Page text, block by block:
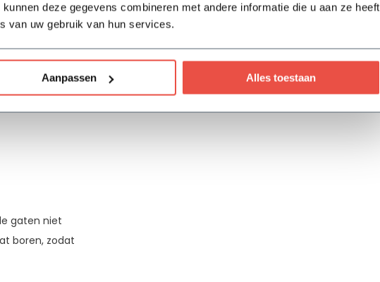
deze gegevens combineren met andere informatie die u aan ze heeft
van uw gebruik van hun services.
Aanpassen Alles toestaan
gaten niet
boren, zodat
Dubbele bodem Nee
Garantie 5 jaar